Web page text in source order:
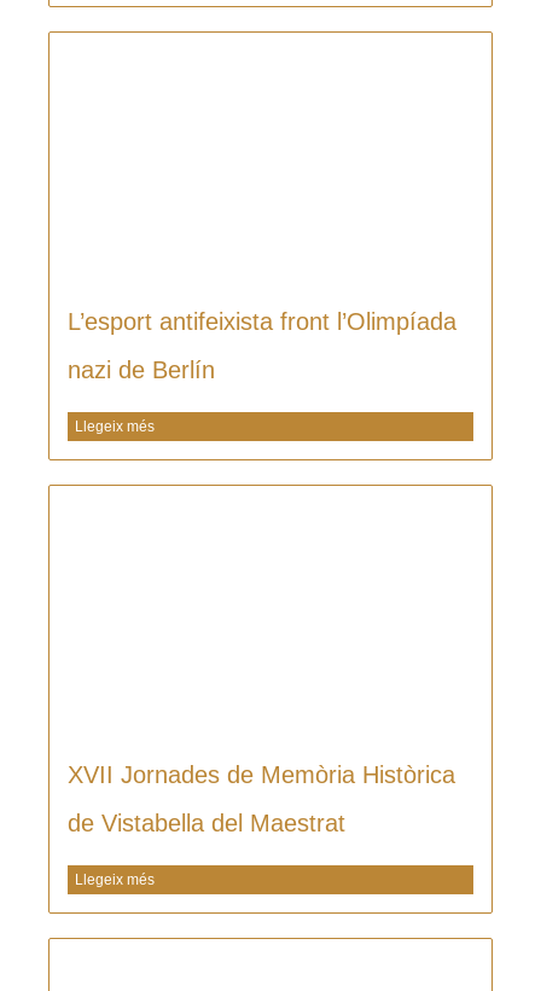
L’esport antifeixista front l’Olimpíada
nazi de Berlín
Llegeix més
XVII Jornades de Memòria Històrica
de Vistabella del Maestrat
Llegeix més